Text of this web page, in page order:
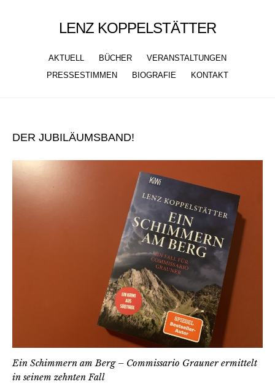
LENZ KOPPELSTÄTTER
AKTUELL BÜCHER
VERANSTALTUNGEN
PRESSESTIMMEN
BIOGRAFIE KONTAKT
content
DER JUBILÄUMSBAND!
Ein Schimmern am Berg – Commissario Grauner ermittelt
in seinem zehnten Fall